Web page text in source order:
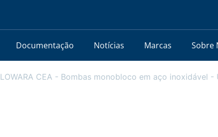
Documentação Notícias Marcas Sobre
LOWARA CEA - Bombas monobloco em aço inoxidável -